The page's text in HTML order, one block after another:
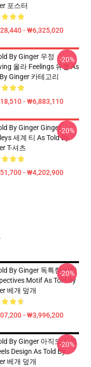
포스터
- ₩6,325,020
By Ginger 우정
올라 Feelings 유행 As
Ginger 카테고리
- ₩6,883,110
-20%
By Ginger Ginger
세계 티 As Told By
T-셔츠
- ₩4,202,900
-20%
By Ginger 독특한 비탄
Motif As Told By
베개 덮개
- ₩3,996,200
-20%
By Ginger 아직도 느낌
Design As Told By
베개 덮개
-20%